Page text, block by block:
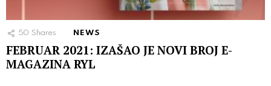
50 Shares NEWS
FEBRUAR 2021: IZAŠAO JE NOVI BROJ E-
MAGAZINA RYL